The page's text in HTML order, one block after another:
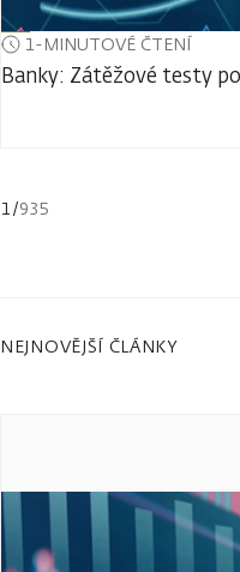
1-MINUTOVÉ ČTENÍ
Banky: Zátěžové testy
1/935
NEJNOVĚJŠÍ ČLÁNKY